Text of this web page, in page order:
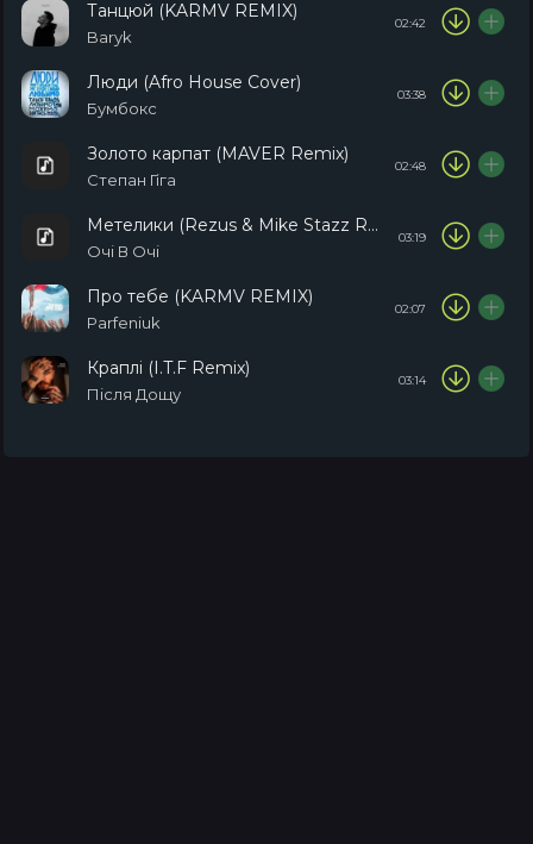
Танцюй (KARMV REMIX)
Baryk
02:42
Люди (Afro House Сover)
Бумбокс
03:38
Золото карпат (MAVER Remix)
Степан Гіга
02:48
Метелики (Rezus & Mike Stazz Remix)
Очі В Очі
03:19
Про тебе (KARMV REMIX)
Parfeniuk
02:07
Краплі (I.T.F Remix)
Після Дощу
03:14